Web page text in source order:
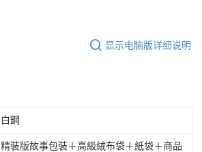
显示电脑版详细说明
白鋼
精裝版故事包裝＋高級絨布袋＋紙袋＋商品